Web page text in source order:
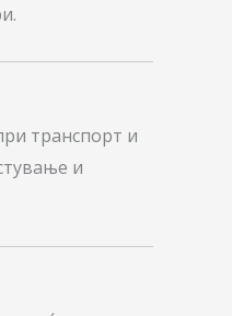
транспорт и
и